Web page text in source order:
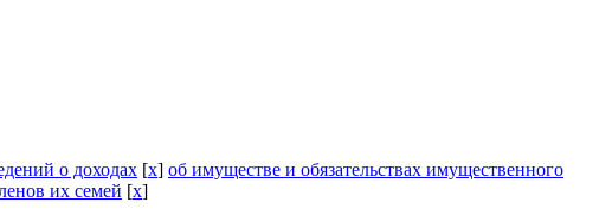
о доходах [x] об имуществе и обязательствах имущественного
их семей [x]